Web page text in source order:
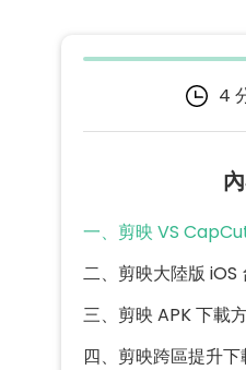
4
一、剪映 VS
二、剪映大陸版 iOS
三、剪映 APK 下載
四、剪映跨區提升